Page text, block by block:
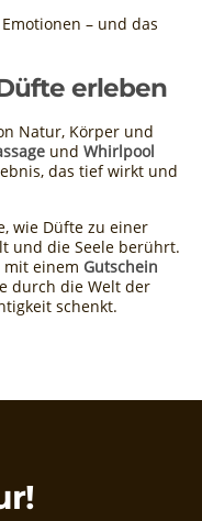
– und das
erleben
Natur, Körper und
und Whirlpool
das tief wirkt und
wie Düfte zu einer
und die Seele berührt.
mit einem Gutschein
durch die Welt der
schenkt.